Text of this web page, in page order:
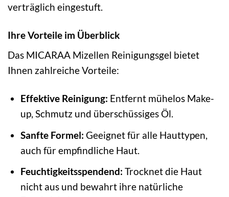
verträglich eingestuft.
Ihre Vorteile im Überblick
Das MICARAA Mizellen Reinigungsgel bietet
Ihnen zahlreiche Vorteile:
Effektive Reinigung: Entfernt mühelos Make-
up, Schmutz und überschüssiges Öl.
Sanfte Formel: Geeignet für alle Hauttypen,
auch für empfindliche Haut.
Feuchtigkeitsspendend: Trocknet die Haut
nicht aus und bewahrt ihre natürliche